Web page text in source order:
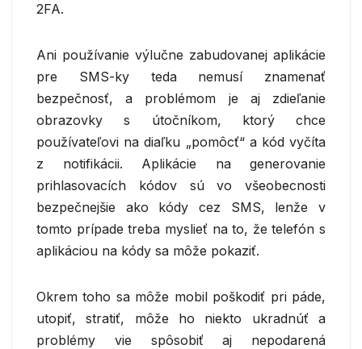
2FA.
Ani používanie výlučne zabudovanej aplikácie
pre SMS-ky teda nemusí znamenať
bezpečnosť, a problémom je aj zdieľanie
obrazovky s útočníkom, ktorý chce
používateľovi na diaľku „pomôcť“ a kód vyčíta
z notifikácii. Aplikácie na generovanie
prihlasovacích kódov sú vo všeobecnosti
bezpečnejšie ako kódy cez SMS, lenže v
tomto prípade treba myslieť na to, že telefón s
aplikáciou na kódy sa môže pokaziť.
Okrem toho sa môže mobil poškodiť pri páde,
utopiť, stratiť, môže ho niekto ukradnúť a
problémy vie spôsobiť aj nepodarená